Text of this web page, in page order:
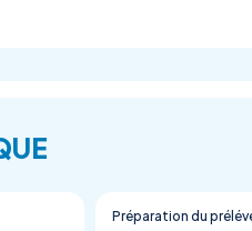
Préparation du